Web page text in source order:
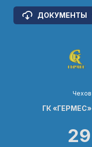
ДОКУМЕНТЫ
Чехов
ГК «ГЕРМЕС»
29